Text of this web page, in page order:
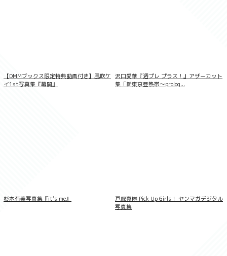
【デジタル限定 YJ PHOTO BOOK】片田陽
【DMMブックス限定特典動画付き】風吹ケ
イ1st写真集『幕開』
沢口愛華『週プレ プラス！』アザーカット
集「新東京亜熱帯〜prolog...
杉本有美写真集『it’s me』
戸塚真琳 Pick Up Girls！ ヤンマガデジタル
写真集